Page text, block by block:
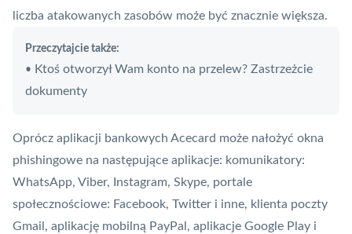
liczba atakowanych zasobów może być znacznie większa.
Przeczytajcie także:
• Ktoś otworzył Wam konto na przelew? Zastrzeżcie
dokumenty
Oprócz aplikacji bankowych Acecard może nałożyć okna
phishingowe na następujące aplikacje: komunikatory:
WhatsApp, Viber, Instagram, Skype, portale
społecznościowe: Facebook, Twitter i inne, klienta poczty
Gmail, aplikację mobilną PayPal , aplikacje Google Play i